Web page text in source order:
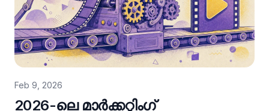
Feb 9, 2026
2026-ലെ മാർക്കറ്റിംഗ്